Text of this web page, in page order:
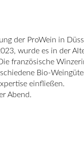
der ProWein in
wurde es in der
französische
Bio-
einfließen.
Abend.